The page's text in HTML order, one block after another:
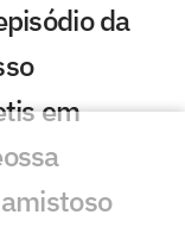
da
em